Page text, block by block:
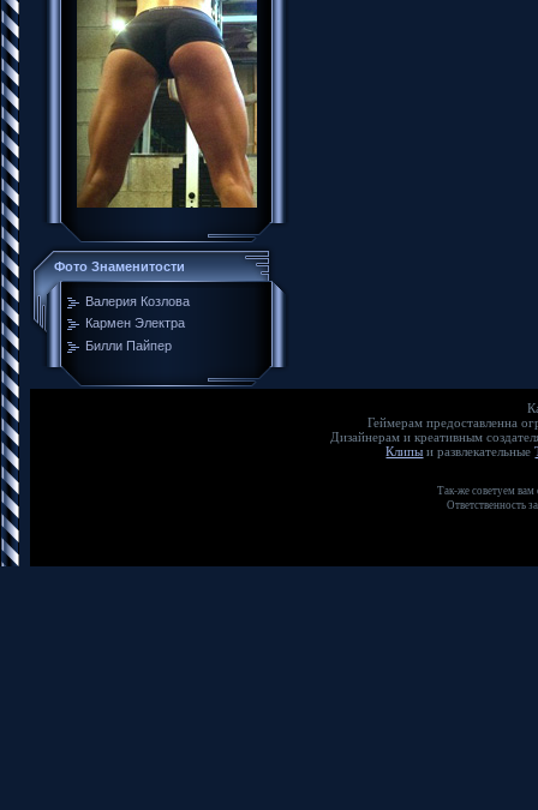
Фото Знаменитости
Валерия Козлова
Кармен Электра
Билли Пайпер
Геймерам предоставленна
Дизайнерам и креативным
Клипы и развлекательные
Так-же советуем
Ответственность